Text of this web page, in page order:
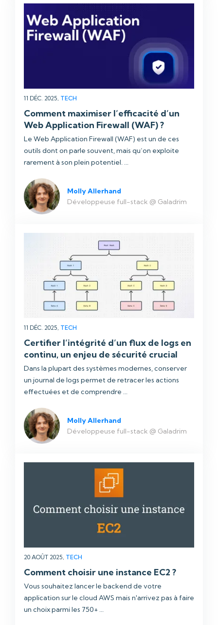
11 DÉC. 2025, TECH
Comment maximiser l’efficacité d’un
Web Application Firewall (WAF) ?
Le Web Application Firewall (WAF) est un de ces
outils dont on parle souvent, mais qu’on exploite
rarement à son plein potentiel. ...
Molly Allerhand
Développeuse full-stack @ Galadrim
11 DÉC. 2025, TECH
Certifier l’intégrité d’un flux de logs en
continu, un enjeu de sécurité crucial
Dans la plupart des systèmes modernes, conserver
un journal de logs permet de retracer les actions
effectuées et de comprendre ...
Molly Allerhand
Développeuse full-stack @ Galadrim
20 AOÛT 2025, TECH
Comment choisir une instance EC2 ?
Vous souhaitez lancer le backend de votre
application sur le cloud AWS mais n'arrivez pas à faire
un choix parmi les 750+ ...